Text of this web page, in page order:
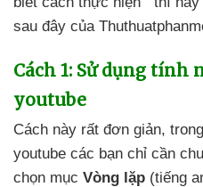
sau đây của
Cách 1: Sử dụng tính
youtube
Cách này rất đơn giản,
youtube các bạn chỉ cần
chọn mục Vòng lặp (tiếng